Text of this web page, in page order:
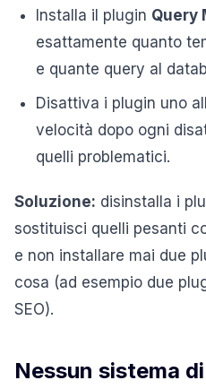
Installa il plugin Query
esattamente quanto
e quante query al
Disattiva i plugin uno
velocità dopo ogni
quelli problematici.
Soluzione: disinstalla i
sostituisci quelli pesanti
e non installare mai due
cosa (ad esempio due
SEO).
Nessun sistema